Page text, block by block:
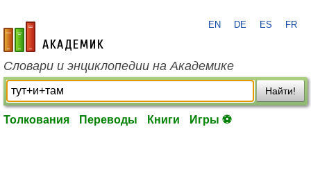
academic.ru
EN DE ES FR
Словари и энциклопедии на Академике
Найти!
Толкования Переводы Книги Игры ⚽